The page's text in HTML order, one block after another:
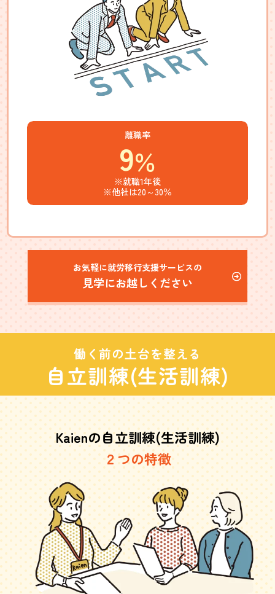
離職率
9％
※就職1年後
※他社は20～30％
お気軽に就労移行支援サービスの
見学にお越しください
働く前の土台を整える
自立訓練(生活訓練)
Kaienの自立訓練(生活訓練)
２つの特徴